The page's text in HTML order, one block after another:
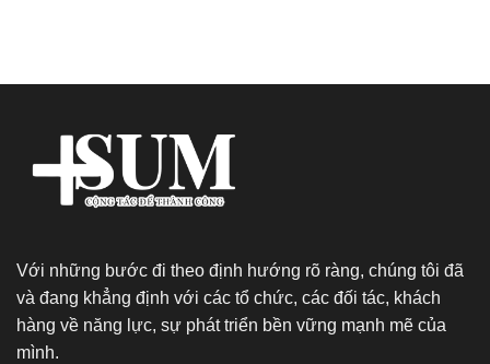
Với những bước đi theo định hướng rõ ràng, chúng tôi đã
và đang khẳng định với các tổ chức, các đối tác, khách
hàng về năng lực, sự phát triển bền vững mạnh mẽ của
mình.